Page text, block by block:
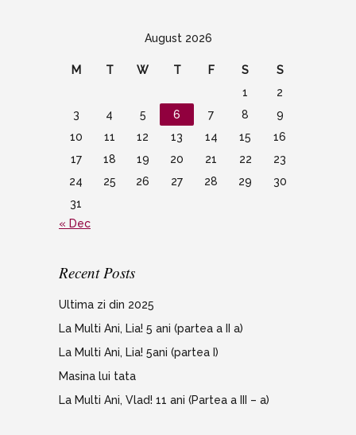
August 2026
M T W T F S
S
1
2
3
4 5 6 7 8
9
10
11 12 13 14 15
16
17
18 19 20 21 22
23
24
25 26 27 28 29
30
31
« Dec
Recent Posts
Ultima zi din 2025
La Multi Ani, Lia! 5 ani (partea a II a)
La Multi Ani, Lia! 5ani (partea I)
Masina lui tata
La Multi Ani, Vlad! 11 ani (Partea a III – a)